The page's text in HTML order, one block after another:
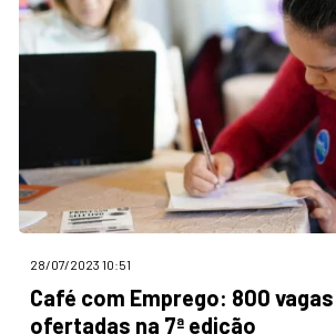
28/07/2023 10:51
Café com Emprego: 800
ofertadas na 7ª edição